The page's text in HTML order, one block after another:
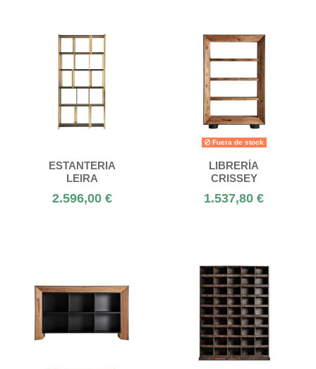
ESTANTERIA
LEIRA
2.596,00 €
Fuera de stock
LIBRERÍA
CRISSEY
1.537,80 €